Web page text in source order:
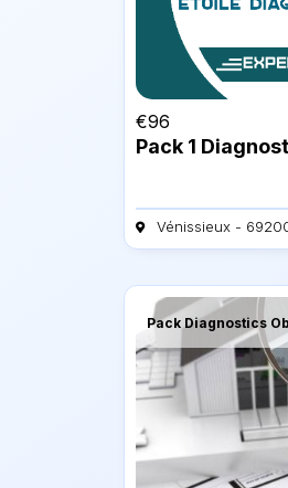
€96
Pack 1
Vénissieux -
Pack Diagnostics